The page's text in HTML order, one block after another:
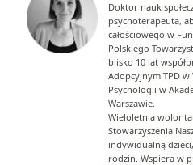
Doktor nauk
psychoterapeuta,
całościowego w
Polskiego
blisko 10 lat
Adopcyjnym TPD
Psychologii w
Warszawie.
Wieloletnia
Stowarzyszenia
indywidualną
rodzin. Wspiera w